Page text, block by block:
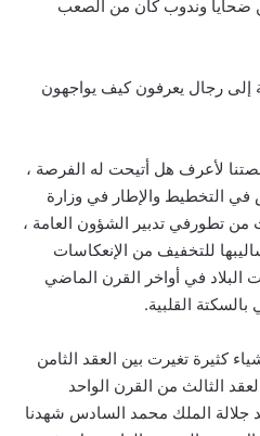
خلفته من ضحايا وندوب كان من الصعب
إلى رجال يعرفون كيف يواجهون
لأعرف هل أتيحت له الفرصة ،
في التخطيط والإطار في وزارة
تطورفي تدبير الشؤون العامة ،
للتخفيف من الإنعكاسات
البلاد في أواخر القرن الماضي
القلبية.
كثيرة تغيرت بين العقد الثامن
الثالث من القرن الواحد
، عهد جلالة الملك محمد السادس شهدنا